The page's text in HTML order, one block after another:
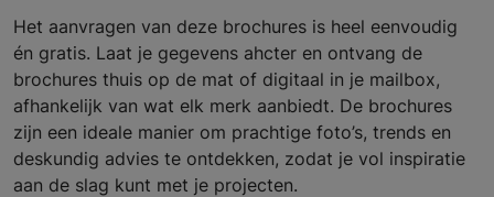
Het aanvragen van deze brochures is heel eenvoudig
én gratis. Laat je gegevens ahcter en ontvang de
brochures thuis op de mat of digitaal in je mailbox,
afhankelijk van wat elk merk aanbiedt. De brochures
zijn een ideale manier om prachtige foto’s, trends en
deskundig advies te ontdekken, zodat je vol inspiratie
aan de slag kunt met je projecten.